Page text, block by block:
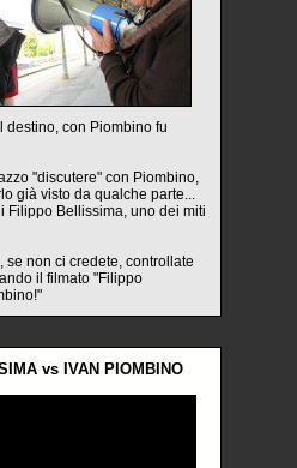
destino, con Piombino fu
"discutere" con Piombino,
già visto da qualche parte...
Filippo Bellissima, uno dei miti
se non ci credete, controllate
il filmato "Filippo
vs IVAN PIOMBINO